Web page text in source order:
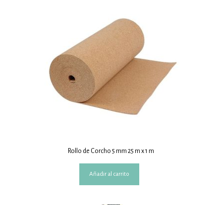
Rollo de Corcho 5 mm 25 m x 1 m
Añadir al carrito